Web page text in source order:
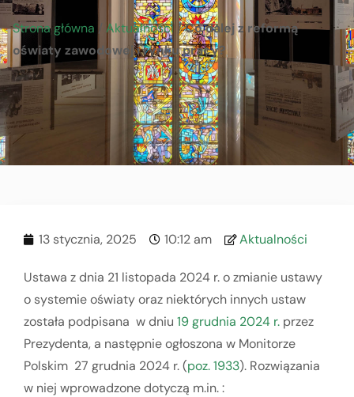
Strona główna / Aktualności/Co dalej z reformą
oświaty zawodowej i rynku pracy?
13 stycznia, 2025 10:12 am Aktualności
Ustawa z dnia 21 listopada 2024 r. o zmianie ustawy
o systemie oświaty oraz niektórych innych ustaw
została podpisana w dniu 19 grudnia 2024 r. przez
Prezydenta, a następnie ogłoszona w Monitorze
Polskim 27 grudnia 2024 r. (poz. 1933). Rozwiązania
w niej wprowadzone dotyczą m.in. :